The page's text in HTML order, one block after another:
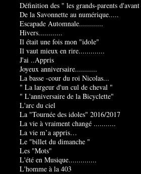
Définition des " les grands-parents
De la Savonnette au numérique.....
Escapade Automnale............
Hivers............
Il était une fois mon "idole"
Il vaut mieux en rire.............
J'ai ..Appris
Joyeux anniversaire...........
La basse -cour du roi Nicolas...
" La largeur d'un cul de cheval "
" L'anniversaire de la Bicyclette"
L'arc du ciel
La "Tournée des idoles" 2016/2017
La vie à vraiment changé ...........
La vie m’a appris…
Le "billet du dimanche "
Les "Mots"
L'été en Musique..............
L'homme à la 403